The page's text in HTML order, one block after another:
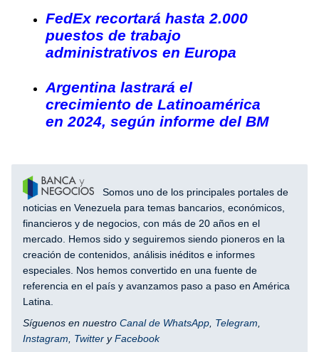
FedEx recortará hasta 2.000
puestos de trabajo
administrativos en Europa
Argentina lastrará el
crecimiento de Latinoamérica
en 2024, según informe del BM
Somos uno de los principales portales de
noticias en Venezuela para temas bancarios, económicos,
financieros y de negocios, con más de 20 años en el
mercado. Hemos sido y seguiremos siendo pioneros en la
creación de contenidos, análisis inéditos e informes
especiales. Nos hemos convertido en una fuente de
referencia en el país y avanzamos paso a paso en América
Latina.
Síguenos en nuestro Canal de WhatsApp Telegram
Instagram
Twitter yFacebook